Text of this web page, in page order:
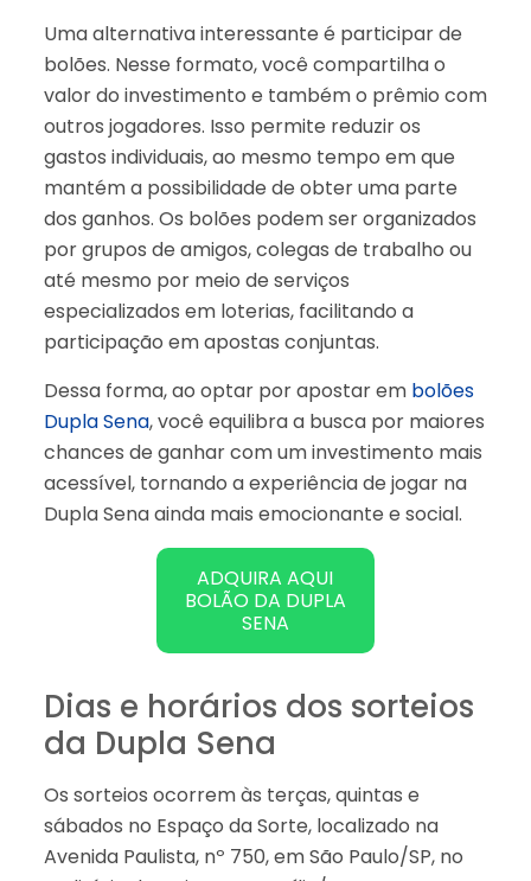
Uma alternativa interessante é participar de
bolões. Nesse formato, você compartilha o
valor do investimento e também o prêmio com
outros jogadores. Isso permite reduzir os
gastos individuais, ao mesmo tempo em que
mantém a possibilidade de obter uma parte
dos ganhos. Os bolões podem ser organizados
por grupos de amigos, colegas de trabalho ou
até mesmo por meio de serviços
especializados em loterias, facilitando a
participação em apostas conjuntas.
Dessa forma, ao optar por apostar em bolões
Dupla Sena, você equilibra a busca por maiores
chances de ganhar com um investimento mais
acessível, tornando a experiência de jogar na
Dupla Sena ainda mais emocionante e social.
ADQUIRA AQUI
BOLÃO DA DUPLA
SENA
Dias e horários dos sorteios
da Dupla Sena
Os sorteios ocorrem às terças, quintas e
sábados no Espaço da Sorte, localizado na
Avenida Paulista, nº 750, em São Paulo/SP, no